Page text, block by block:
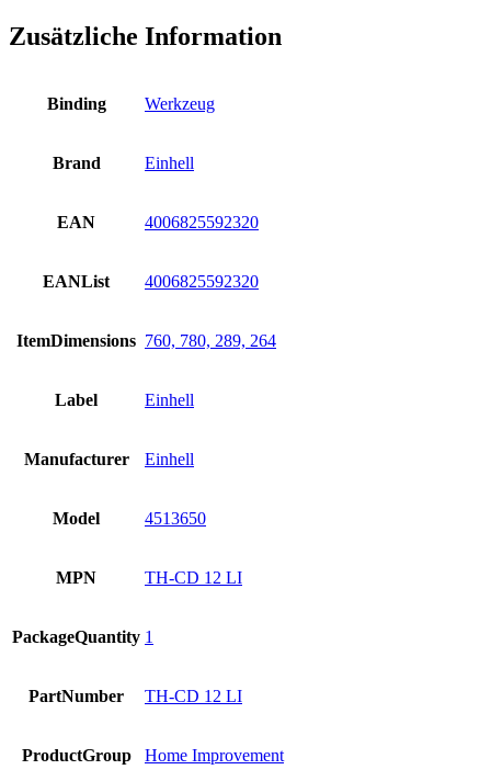
Zusätzliche Information
Binding Werkzeug
Brand Einhell
EAN 4006825592320
EANList 4006825592320
ItemDimensions 760, 780, 289, 264
Label Einhell
Manufacturer Einhell
Model 4513650
MPN TH-CD 12 LI
PackageQuantity 1
PartNumber TH-CD 12 LI
ProductGroup Home Improvement